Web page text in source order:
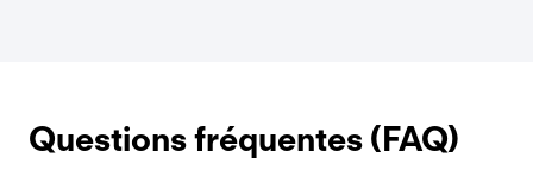
Questions fréquentes (FAQ)